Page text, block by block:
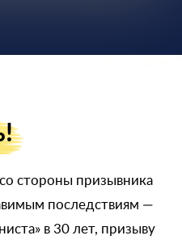
стороны призывника
последствиям —
в 30 лет, призыву